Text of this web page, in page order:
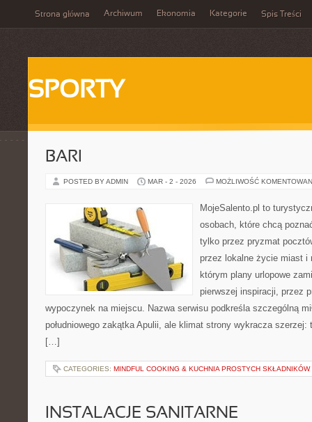
Strona główna Archiwum Ekonomia Kategorie Spis Treści
SPORTY
BARI
POSTED BY ADMIN MAR - 2 - 2026 MOŻLIWOŚĆ
MojeSalento.pl to
osobach, które chcą
tylko przez pryzmat
przez lokalne życie miast i
którym plany urlopowe
pierwszej inspiracji, przez
wypoczynek na miejscu. Nazwa serwisu podkreśla szczególną
południowego zakątka Apulii, ale klimat strony wykracza szerzej:
[…]
CATEGORIES: MINDFUL COOKING & KUCHNIA PROSTYCH SKŁADNIKÓW
INSTALACJE SANITARNE